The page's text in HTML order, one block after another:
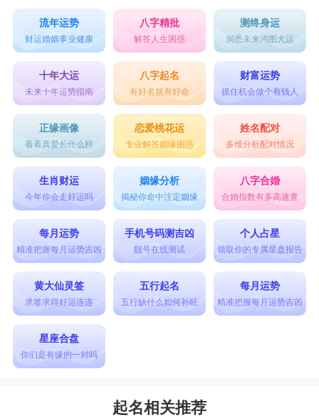
流年运势
财运婚姻事业健康
八字精批
解答人生困惑
测终身运
洞悉未来鸿图大运
十年大运
未来十年运势指南
八字起名
有好名就有好命
财富运势
抓住机会做个有钱人
正缘画像
看看真爱长什么样
恋爱桃花运
专业解答姻缘困惑
姓名配对
多维分析配对情况
生肖财运
今年你会走好运吗
姻缘分析
揭秘你命中注定姻缘
八字合婚
合婚指数有多高速查
每月运势
精准把握每月运势吉凶
手机号码测吉凶
靓号在线测试
个人占星
领取你的专属星盘报告
黄大仙灵签
求签求得好运连连
五行起名
五行缺什么如何补旺
每月运势
精准把握每月运势吉凶
星座合盘
你们是有缘的一对吗
起名相关推荐